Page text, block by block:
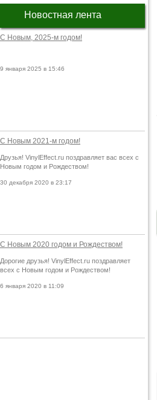
Новостная лента
С Новым, 2025-м годом!
9 января 2025 в 15:46
С Новым 2021-м годом!
Друзья! VinylEffect.ru поздравляет вас всех с
Новым годом и Рождеством!
30 декабря 2020 в 23:17
С Новым 2020 годом и Рождеством!
Дорогие друзья! VinylEffect.ru поздравляет
всех с Новым годом и Рождеством!
6 января 2020 в 11:09